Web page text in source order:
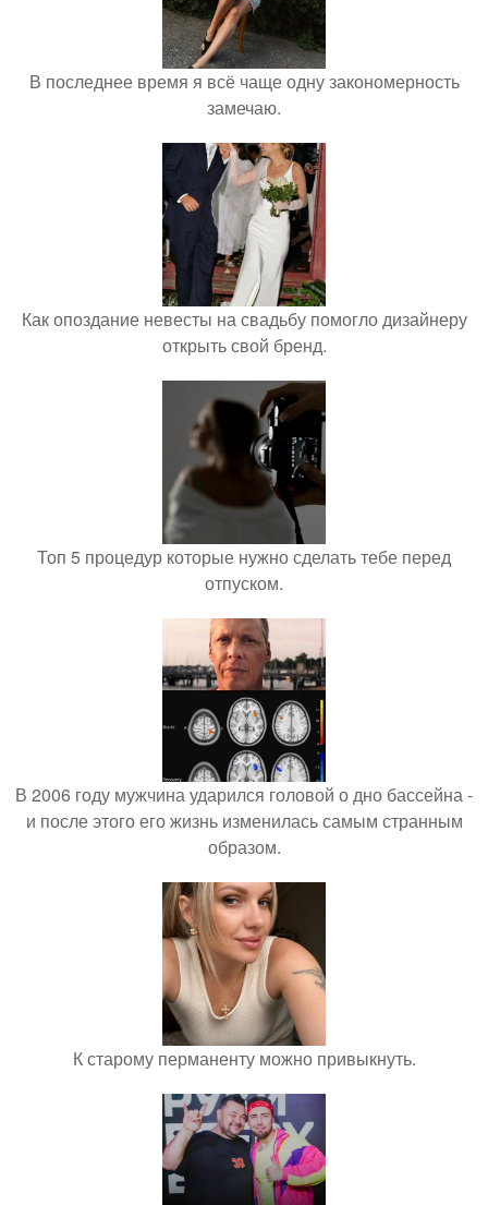
В последнее время я всё чаще одну закономерность
замечаю.
Как опоздание невесты на свадьбу помогло дизайнеру
открыть свой бренд.
Топ 5 процедур которые нужно сделать тебе перед
отпуском.
В 2006 году мужчина ударился головой о дно бассейна -
и после этого его жизнь изменилась самым странным
образом.
К старому перманенту можно привыкнуть.